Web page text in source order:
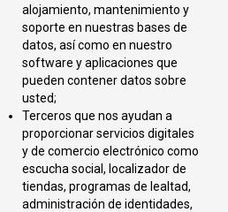
alojamiento, mantenimiento y
soporte en nuestras bases de
datos, así como en nuestro
software y aplicaciones que
pueden contener datos sobre
usted;
Terceros que nos ayudan a
proporcionar servicios digitales
y de comercio electrónico como
escucha social, localizador de
tiendas, programas de lealtad,
administración de identidades,